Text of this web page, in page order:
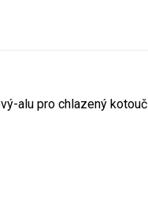
alu pro chlazený kotouč